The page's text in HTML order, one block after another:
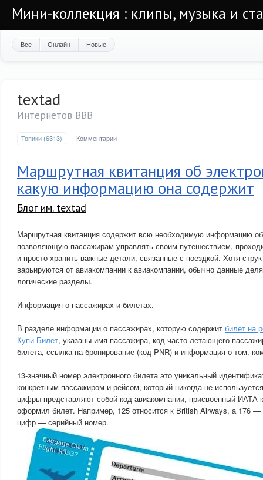
Мини-коллекция : клипы, музыка и
Все Онлайн Новые
textad
Интернетов ВВВ
Топики (6313) Комментарии
Маршрутная квитанция об
какую информацию она содержит
Блог им. textad
Маршрутная квитанция содержит всю необходимую информацию
позволяющую пассажирам управлять своим путешествием,
и просто хранить важные детали, связанные с поездкой. Хотя
варьируются от авиакомпании к авиакомпании, обычно данные
логические разделы.
Информация о пассажирах и билетах.
В разделе информации о пассажирах, которую содержит билет на
Купи Билет, указаны имя пассажира, код часто летающего
билета, ссылка на бронирование (код PNR) и информация о том,
13-значный номер электронного билета это уникальный
конкретным пассажиром и рейсом, который никогда не
цифры представляют собой код авиакомпании, присвоенный ИАТА
оформил билет. Например, 125 относится к British Airways, а 176
цифр — серийный номер.